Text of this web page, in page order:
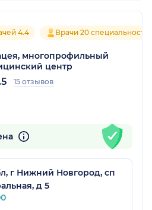
4.4 Врачи 20
многопрофильный
центр
15 отзывов
г Нижний Новгород, сп
д 5